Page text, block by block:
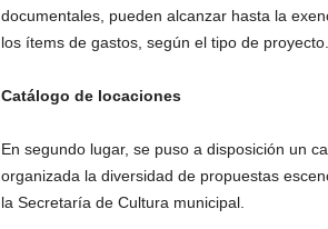
documentales, pueden alcanzar hasta la
los ítems de gastos, según el tipo de proyecto.
Catálogo de locaciones
En segundo lugar, se puso a disposición un
organizada la diversidad de propuestas
la Secretaría de Cultura municipal.